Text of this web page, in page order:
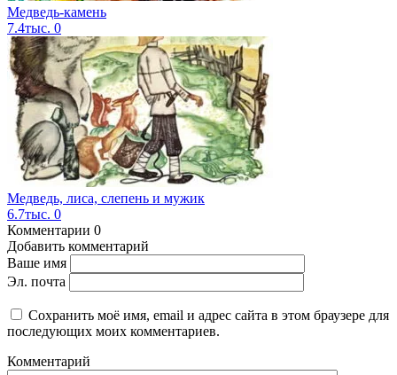
Медведь-камень
7.4тыс. 0
Медведь, лиса, слепень и мужик
6.7тыс. 0
Комментарии 0
Добавить комментарий
Ваше имя
Эл. почта
Сохранить моё имя, email и адрес сайта в этом браузере для
последующих моих комментариев.
Комментарий